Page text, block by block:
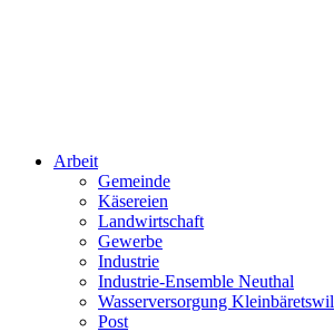
Arbeit
Gemeinde
Käsereien
Landwirtschaft
Gewerbe
Industrie
Industrie-Ensemble Neuthal
Wasserversorgung Kleinbäretswil
Post